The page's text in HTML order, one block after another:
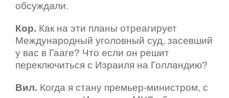
обсуждали.
Кор. Как на эти планы отреагирует
Международный уголовный суд, засевший
у вас в Гааге? Что если он решит
переключиться с Израиля на Голландию?
Вил. Когда я стану премьер-министром, с